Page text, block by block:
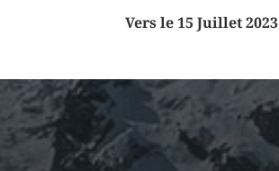
Vers le 15 Juillet 2023
ARCHIVES